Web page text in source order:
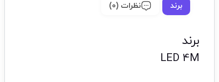
برند نظرات (0)
برند
LED 4M